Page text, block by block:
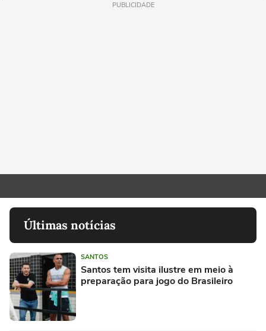
PUBLICIDADE
Últimas notícias
SANTOS
Santos tem visita ilustre em meio à
preparação para jogo do Brasileiro